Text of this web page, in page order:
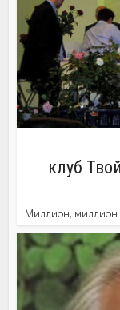
клуб
Миллион, миллион